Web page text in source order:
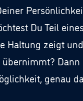
Du Teil
Haltung zeigt und
genau